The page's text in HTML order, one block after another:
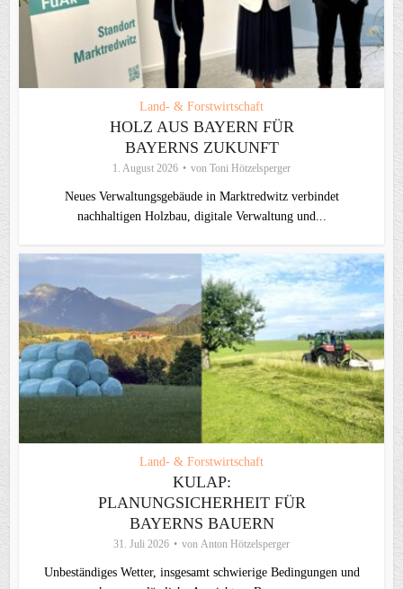
Land- & Forstwirtschaft
HOLZ AUS BAYERN FÜR
BAYERNS ZUKUNFT
1. August 2026 von Toni Hötzelsperger
Neues Verwaltungsgebäude in Marktredwitz verbindet
nachhaltigen Holzbau, digitale Verwaltung und...
Land- & Forstwirtschaft
KULAP:
PLANUNGSICHERHEIT FÜR
BAYERNS BAUERN
31. Juli 2026 von Anton Hötzelsperger
Unbeständiges Wetter, insgesamt schwierige Bedingungen und